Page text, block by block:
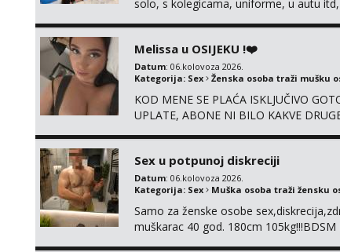
solo, s kolegicama, uniforme, u autu
Melissa u OSIJEKU !❤️
Datum: 06.kolovoza 2026.
Kategorija: Sex Ženska osoba traži mušku
KOD MENE SE PLAĆA ISKLJUČIVO
UPLATE, ABONE NI BILO KAKVE
Sex u potpunoj diskreciji
Datum: 06.kolovoza 2026.
Kategorija: Sex Muška osoba traži žensku
Samo za ženske osobe
muškarac 40 god. 180cm